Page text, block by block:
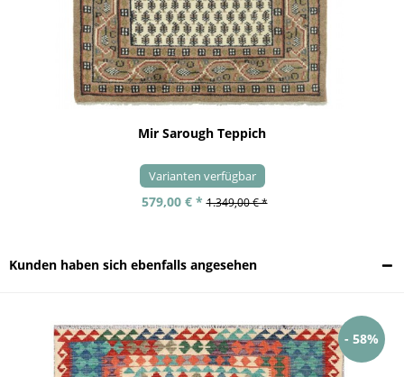
Mir Sarough Teppich
Varianten verfügbar
579,00 € * 1.349,00 € *
Kunden haben sich ebenfalls angesehen
- 58%